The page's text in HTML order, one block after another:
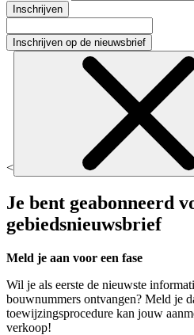
Inschrijven
Inschrijven op de nieuwsbrief
<
Je bent geabonneerd
gebiedsnieuwsbrief
Meld je aan voor een fase
Wil je als eerste de nieuwste
bouwnummers ontvangen? Meld je
toewijzingsprocedure kan jouw
verkoop!